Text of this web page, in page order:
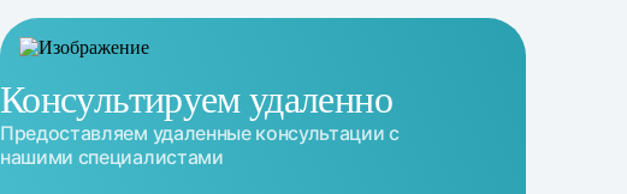
Консультируем удаленно
Предоставляем удаленные консультации с
нашими специалистами